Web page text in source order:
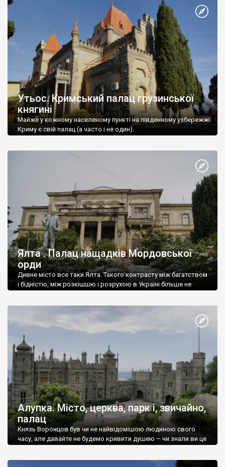
Утьос. Кримський палац грузинської
княгині
Майже у кожному населеному пункті на південному узбережжі
Криму є свій палац (а часто і не один).
Ялта . Палац нащадків Мордовської
орди
Дивне місто все таки Ялта. Такого контрасту між багатством
і бідністю, між розкішшю і розрухою в Україні більше не
Алупка. Місто, церква, парк і, звичайно,
палац
Князь Воронцов був чи не найвідомішою людиною свого
часу, але давайте не будемо кривити душею – чи знали ви це